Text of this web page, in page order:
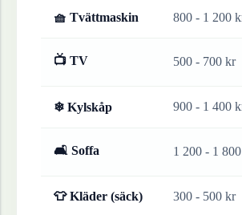
🧺 Tvättmaskin 800 - 1 200
📺 TV 500 - 700 kr
❄ Kylskåp 900 - 1 400
🛋 Soffa 1 200 - 1
👕 Kläder (säck) 300 - 500 kr